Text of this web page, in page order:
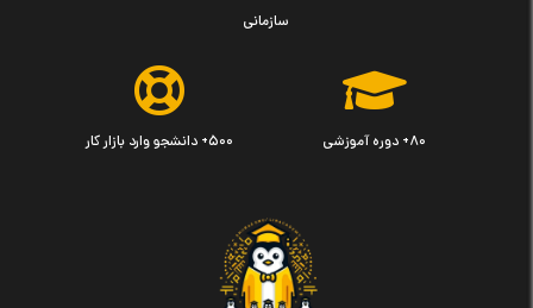
سازمانی
۸۰+ دوره آموزشی ۵۰۰+ دانشجو وارد بازار کار